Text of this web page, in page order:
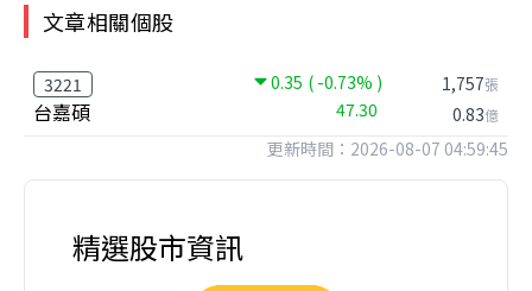
文章相關個股
3221 0.35 ( -0.73% )
台嘉碩 47.30
1,757張
0.83億
更新時間：2026-08-07 04:59:45
精選股市資訊